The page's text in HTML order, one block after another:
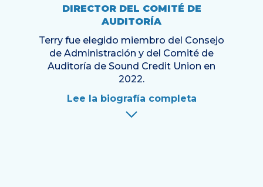
DIRECTOR DEL COMITÉ DE
AUDITORÍA
Terry fue elegido miembro del Consejo
de Administración y del Comité de
Auditoría de Sound Credit Union en
2022.
Lee la biografía completa